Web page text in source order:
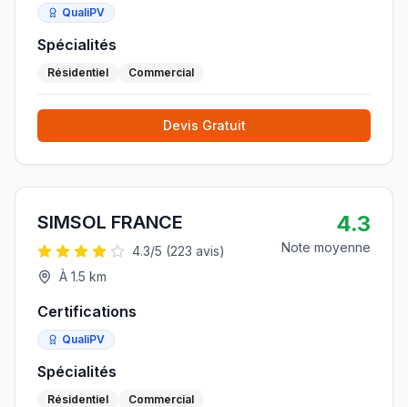
QualiPV
Spécialités
Résidentiel Commercial
Devis Gratuit
SIMSOL FRANCE
4.3/5 (223 avis)
À 1.5 km
4.3
Note moyenne
Certifications
QualiPV
Spécialités
Résidentiel Commercial